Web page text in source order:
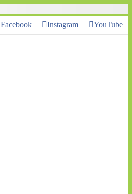
Facebook Instagram YouTube